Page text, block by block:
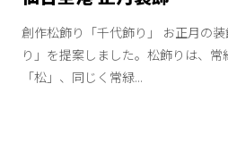
創作松飾り「千代飾り」 お正月の
り」を提案しました。松飾りは、
「松」、同じく常緑...